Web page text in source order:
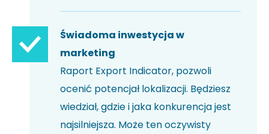
Świadoma inwestycja w
marketing
Raport Export Indicator, pozwoli
ocenić potencjał lokalizacji. Będziesz
wiedział, gdzie i jaka konkurencja jest
najsilniejsza. Może ten oczywisty